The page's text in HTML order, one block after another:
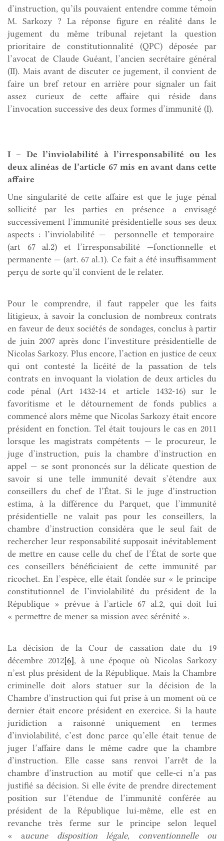
d’instruction, qu’ils pouvaient entendre comme témoin
M. Sarkozy ? La réponse figure en réalité dans le
jugement du même tribunal rejetant la question
prioritaire de constitutionnalité (QPC) déposée par
l’avocat de Claude Guéant, l’ancien secrétaire général
(II). Mais avant de discuter ce jugement, il convient de
faire un bref retour en arrière pour signaler un fait
assez curieux de cette affaire qui réside dans
l’invocation successive des deux formes d’immunité (I).
I – De l’inviolabilité à l’irresponsabilité ou les
deux alinéas de l’article 67 mis en avant dans cette
affaire
Une singularité de cette affaire est que le juge pénal
sollicité par les parties en présence a envisagé
successivement l’immunité présidentielle sous ses deux
aspects : l’inviolabilité — personnelle et temporaire
(art 67 al.2) et l’irresponsabilité —fonctionnelle et
permanente — (art. 67 al.1). Ce fait a été insuffisamment
perçu de sorte qu’il convient de le relater.
Pour le comprendre, il faut rappeler que les faits
litigieux, à savoir la conclusion de nombreux contrats
en faveur de deux sociétés de sondages, conclus à partir
de juin 2007 après donc l’investiture présidentielle de
Nicolas Sarkozy. Plus encore, l’action en justice de ceux
qui ont contesté la licéité de la passation de tels
contrats en invoquant la violation de deux articles du
code pénal (Art 1432-14 et article 1432-16) sur le
favoritisme et le détournement de fonds publics a
commencé alors même que Nicolas Sarkozy était encore
président en fonction. Tel était toujours le cas en 2011
lorsque les magistrats compétents — le procureur, le
juge d’instruction, puis la chambre d’instruction en
appel — se sont prononcés sur la délicate question de
savoir si une telle immunité devait s’étendre aux
conseillers du chef de l’État. Si le juge d’instruction
estima, à la différence du Parquet, que l’immunité
présidentielle ne valait pas pour les conseillers, la
chambre d’instruction considéra que le seul fait de
rechercher leur responsabilité supposait inévitablement
de mettre en cause celle du chef de l’État de sorte que
ces conseillers bénéficiaient de cette immunité par
ricochet. En l’espèce, elle était fondée sur « le principe
constitutionnel de l’inviolabilité du président de la
République » prévue à l’article 67 al.2, qui doit lui
« permettre de mener sa mission avec sérénité ».
La décision de la Cour de cassation date du 19
décembre 2012[6], à une époque où Nicolas Sarkozy
n’est plus président de la République. Mais la Chambre
criminelle doit alors statuer sur la décision de la
Chambre d’instruction qui fut prise à un moment où ce
dernier était encore président en exercice. Si la haute
juridiction a raisonné uniquement en termes
d’inviolabilité, c’est donc parce qu’elle était tenue de
juger l’affaire dans le même cadre que la chambre
d’instruction. Elle casse sans renvoi l’arrêt de la
chambre d’instruction au motif que celle-ci n’a pas
justifié sa décision. Si elle évite de prendre directement
position sur l’étendue de l’immunité conférée au
président de la République lui-même, elle est en
revanche très ferme sur le principe selon lequel
« aucune disposition légale, conventionnelle ou